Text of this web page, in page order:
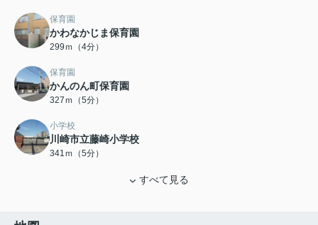
保育園
かわなかじま保育園
299ｍ（4分）
保育園
かんのん町保育園
327ｍ（5分）
小学校
川崎市立藤崎小学校
341ｍ（5分）
すべて見る